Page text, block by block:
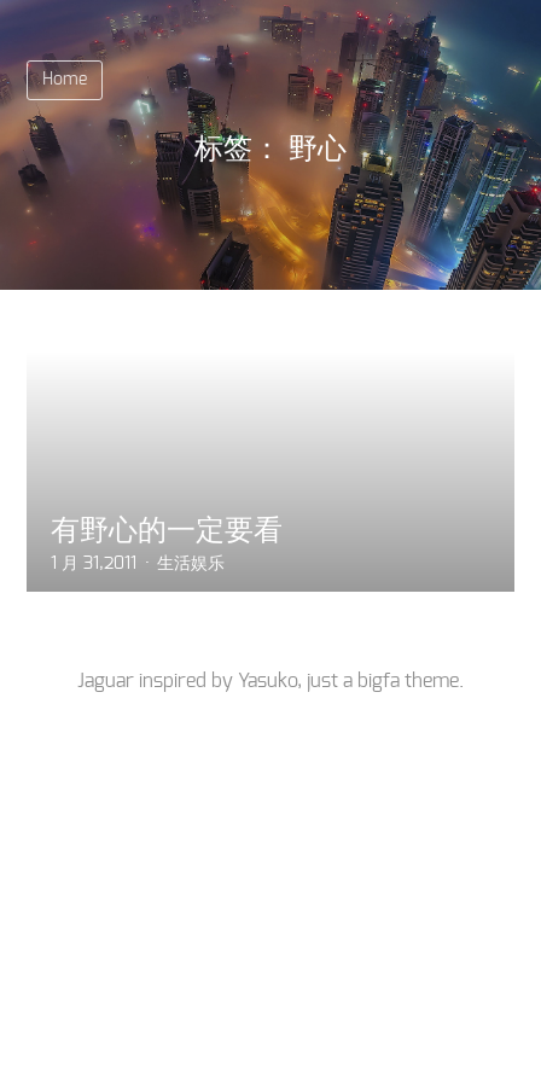
Home
标签：野心
有野心的一定要看
1 月 31,2011 生活娱乐
Jaguar inspired by Yasuko, just a bigfa theme.